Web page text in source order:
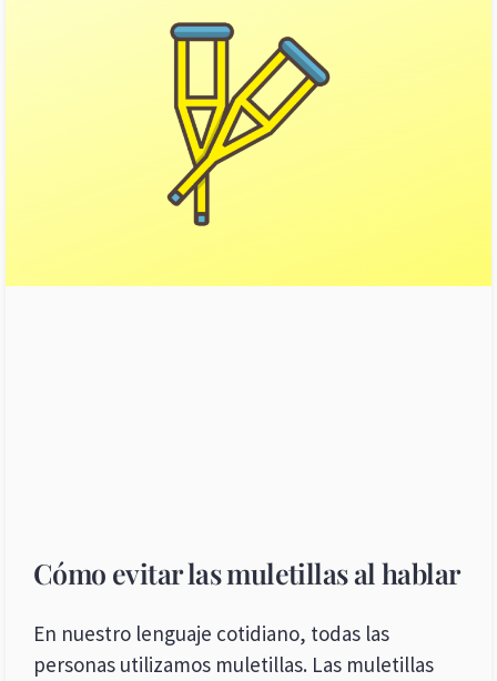
Cómo evitar las muletillas al hablar
En nuestro lenguaje cotidiano, todas las
personas utilizamos muletillas. Las muletillas